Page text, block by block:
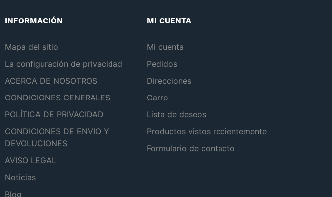
INFORMACIÓN
Mapa del sitio
La configuración de privacidad
ACERCA DE NOSOTROS
CONDICIONES GENERALES
POLÍTICA DE PRIVACIDAD
CONDICIONES DE ENVIO Y
DEVOLUCIONES
AVISO LEGAL
Noticias
Blog
MI CUENTA
Mi cuenta
Pedidos
Direcciones
Carro
Lista de deseos
Productos vistos recientemente
Formulario de contacto